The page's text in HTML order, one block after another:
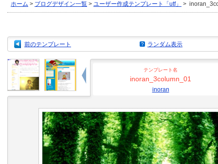
ホーム > ブログデザイン一覧 > ユーザー作成テンプレート「utf」 >
前のテンプレート ランダム表示
テンプレート名
inoran_3column_01
inoran